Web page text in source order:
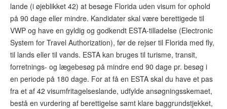
lande (i øjeblikket 42) at besøge Florida uden visum for ophold
på 90 dage eller mindre. Kandidater skal være berettigede til
VWP og have en gyldig og godkendt ESTA-tilladelse (Electronic
System for Travel Authorization), før de rejser til Florida med fly,
til lands eller til vands. ESTA kan bruges til turisme, transit,
forretnings- og lægebesøg på mindre end 90 dage pr. besøg i
en periode på 180 dage. For at få en ESTA skal du have et pas
fra et af 42 visumfritagelseslande, udfylde ansøgningsskemaet,
bestå en vurdering af berettigelse samt klare baggrundstjekket,